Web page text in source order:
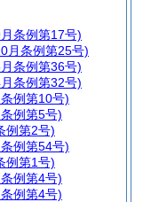
条例第17号)
月条例第25号)
条例第36号)
条例第32号)
例第10号)
例第5号)
例第2号)
例第54号)
例第1号)
例第4号)
例第4号)